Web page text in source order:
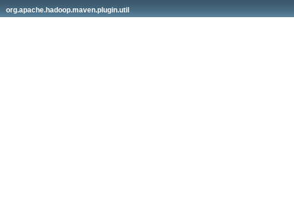
org.apache.hadoop.maven.plugin.util